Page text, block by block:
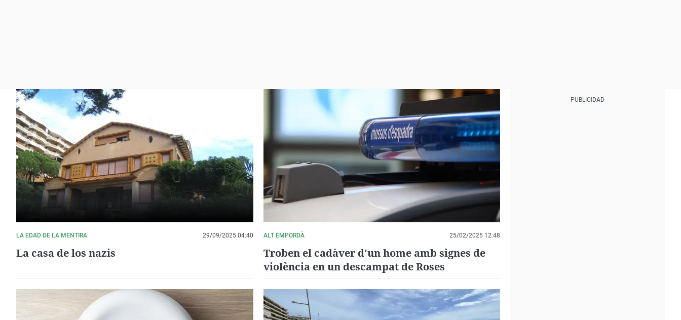
LA EDAD DE LA MENTIRA 29/09/2025 04:40
La casa de los nazis
ALT EMPORDÀ 25/02/2025 12:48
Troben el cadàver d'un home amb signes de
violència en un descampat de Roses